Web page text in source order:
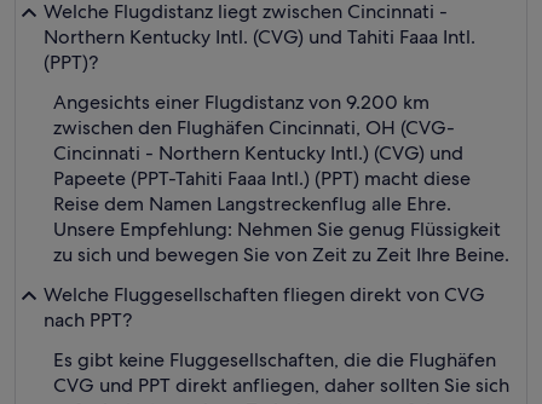
Welche Flugdistanz liegt zwischen Cincinnati -
Northern Kentucky Intl. (CVG) und Tahiti Faaa Intl.
(PPT)?
Angesichts einer Flugdistanz von 9.200 km
zwischen den Flughäfen Cincinnati, OH (CVG-
Cincinnati - Northern Kentucky Intl.) (CVG) und
Papeete (PPT-Tahiti Faaa Intl.) (PPT) macht diese
Reise dem Namen Langstreckenflug alle Ehre.
Unsere Empfehlung: Nehmen Sie genug Flüssigkeit
zu sich und bewegen Sie von Zeit zu Zeit Ihre Beine.
Welche Fluggesellschaften fliegen direkt von CVG
nach PPT?
Es gibt keine Fluggesellschaften, die die Flughäfen
CVG und PPT direkt anfliegen, daher sollten Sie sich